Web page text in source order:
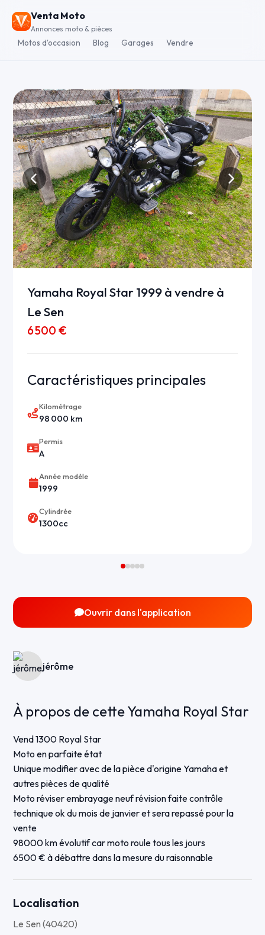
Venta Moto
Annonces moto & pièces
Motos d'occasion Blog Garages Vendre
Yamaha Royal Star 1999 à vendre à
Le Sen
6 500 €
Caractéristiques principales
Kilométrage
98 000 km
Permis
A
Année modèle
1999
Cylindrée
1300cc
Ouvrir dans l'application
jérôme
À propos de cette Yamaha Royal Star
Vend 1300 Royal Star
Moto en parfaite état
Unique modifier avec de la pièce d'origine Yamaha et
autres pièces de qualité
Moto réviser embrayage neuf révision faite contrôle
technique ok du mois de janvier et sera repassé pour la
vente
98000 km évolutif car moto roule tous les jours
6500 € à débattre dans la mesure du raisonnable
Localisation
Le Sen (40420)